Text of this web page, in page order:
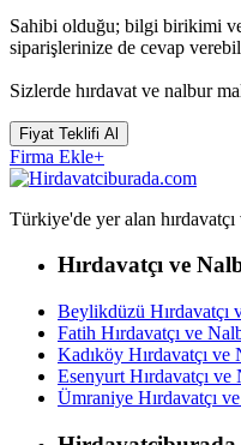
Sahibi olduğu; bilgi birikimi ve
siparişlerinize de cevap
Sizlerde hırdavat ve nalbur
Fiyat Teklifi Al
Firma Ekle+
Türkiye'de yer alan
Hırdavatçı ve
Beylikdüzü Hırdavatçı
Fatih Hırdavatçı ve
Kadıköy Hırdavatçı ve
Esenyurt Hırdavatçı ve
Ümraniye Hırdavatçı